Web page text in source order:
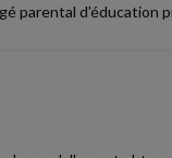
parental d'éducation